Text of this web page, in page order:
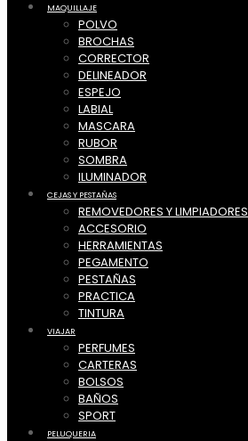
MAQUILLAJE
POLVO
BROCHAS
CORRECTOR
DELINEADOR
ESPEJO
LABIAL
MASCARA
RUBOR
SOMBRA
ILUMINADOR
CEJAS Y PESTAÑAS
REMOVEDORES Y LIMPIADORES
ACCESORIO
HERRAMIENTAS
PEGAMENTO
PESTAÑAS
PRACTICA
TINTURA
VIAJAR
PERFUMES
CARTERAS
BOLSOS
BAÑOS
SPORT
PELUQUERIA